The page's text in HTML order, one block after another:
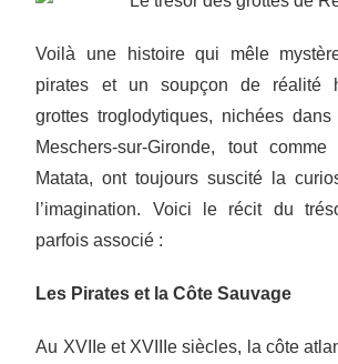
Voilà une histoire qui mêle
pirates et un soupçon de réalité
grottes troglodytiques, nichées
Meschers-sur-Gironde, tout
Matata, ont toujours suscité la
l’imagination. Voici le récit du
parfois associé :
Les Pirates et la Côte Sauvage
Au XVIIe et XVIIIe siècles, la côte